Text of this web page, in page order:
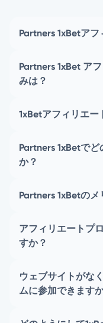
Partners 1xBetア
Partners 1xBet ア
みは？
1xBetアフィリエー
Partners 1xBetで
か？
Partners 1xBetの
アフィリエートプ
すか？
ウェブサイトがな
ムに参加できます